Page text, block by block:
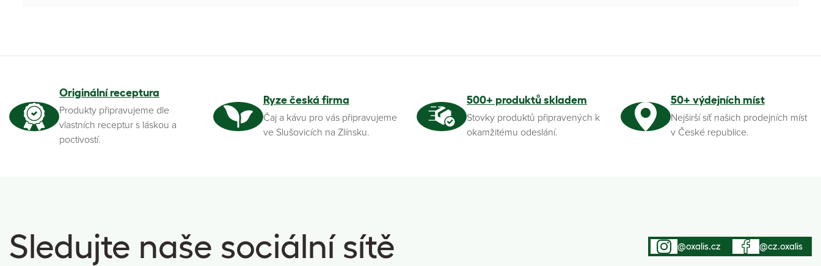
Originální receptura
Produkty připravujeme dle
vlastních receptur s láskou a
poctivostí.
Ryze česká firma
Čaj a kávu pro vás připravujeme
ve Slušovicích na Zlínsku.
500+ produktů skladem
Stovky produktů připravených k
okamžitému odeslání.
50+ výdejních míst
Nejširší síť našich prodejních míst
v České republice.
Sledujte naše sociální sítě @oxalis.cz @cz.oxalis